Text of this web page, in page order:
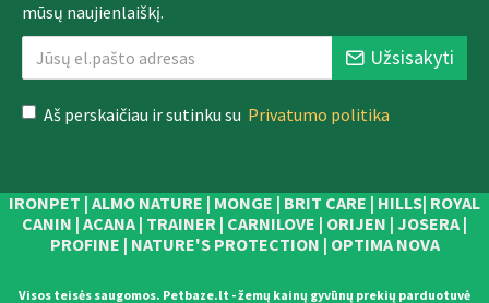
mūsų naujienlaiškį.
Užsisakyti
Aš perskaičiau ir sutinku su Privatumo politika
IRONPET | ALMO NATURE | MONGE | BRIT CARE | HILLS| ROYAL
CANIN | ACANA | TRAINER | CARNILOVE | ORIJEN | JOSERA |
PROFINE | NATURE'S PROTECTION | OPTIMA NOVA
Visos teisės saugomos. Petbaze.lt - žemų kainų gyvūnų prekių parduotuvė